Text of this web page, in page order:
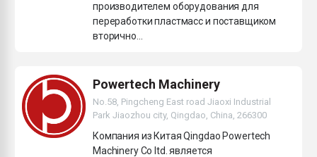
производителем оборудования для
переработки пластмасс и поставщиком
вторично...
Powertech Machinery
No.58, Pingcheng East road Jiaoxi Industrial
Park Jiaozhou city, Qingdao, China, 266300
Компания из Китая Qingdao Powertech
Machinery Co ltd. является